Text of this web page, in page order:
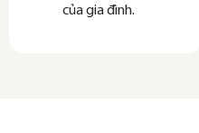
của gia đình.